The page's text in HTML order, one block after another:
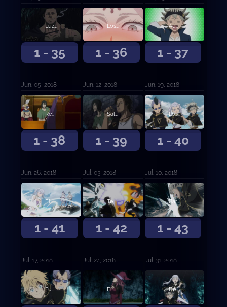
1 - 35
Luz del juicio
Jun. 05, 2018
1 - 36
Los tres ojos
Jun. 12, 2018
1 - 37
Aquel sin magia
Jun. 19, 2018
1 - 38
Reunión de capitanes
Jun. 26, 2018
1 - 39
Saludo de tres hojas
Jul. 03, 2018
1 - 40
Los Toros Negros en la playa
Jul. 10, 2018
1 - 41
El crecimiento de la chica del agua
Jul. 17, 2018
1 - 42
Templo Submarino
Jul. 24, 2018
1 - 43
Battle Royale en el templo
Jul. 31, 2018
El hombre que nunca se rinde Despertar